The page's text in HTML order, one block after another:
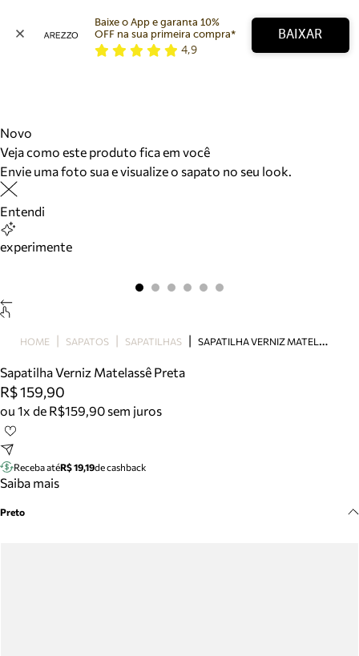
Scarpin
Mocassim
Sapatilha
Tamanco
Tire dúvidas sobre pedidos, devoluções e mais.
Meus pedidos
Acompanhe seus pedidos e solicite devoluções.
Baixe o App e garanta 10%
OFF na sua primeira compra*
4,9
BAIXAR
Novo
Veja como este produto fica em você
Envie uma foto sua e visualize o sapato no seu look.
Entendi
experimente
HOME SAPATOS SAPATILHAS S
APATILHA VERNIZ MATELASSÊ PRETA
Sapatilha Verniz Matelassê Preta
R$ 159,90
ou 1x de R$159,90 sem juros
Receba atéR$ 19,19de cashback
Saiba mais
Preto